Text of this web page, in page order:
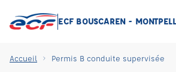
ECF BOUSCAREN -
Accueil Permis B conduite supervisée